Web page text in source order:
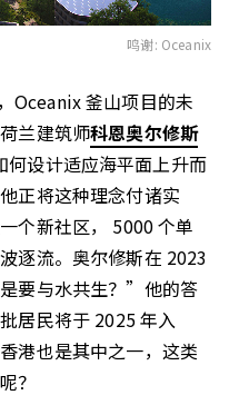
鸣谢: Oceanix
Oceanix 釜山项目的未
兰建筑师科恩奥尔修斯
何设计适应海平面上升而
正将这种理念付诸实
个新社区， 5000 个单
逐流。奥尔修斯在 2023
要与水共生？”他的答
居民将于 2025 年入
港也是其中之一，这类
？